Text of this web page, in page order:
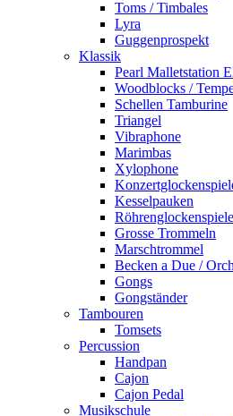
Toms / Timbales
Lyra
Guggenprospekt
Klassik
Pearl Malletstation
Woodblocks /
Schellen Tamburine
Triangel
Vibraphone
Marimbas
Xylophone
Kesselpauken
Röhren­glocken­spiele
Grosse Trommeln
Marschtrommel
Becken a Due /
Gongs
Gongständer
Tambouren
Tomsets
Percussion
Handpan
Cajon
Cajon Pedal
Musikschule